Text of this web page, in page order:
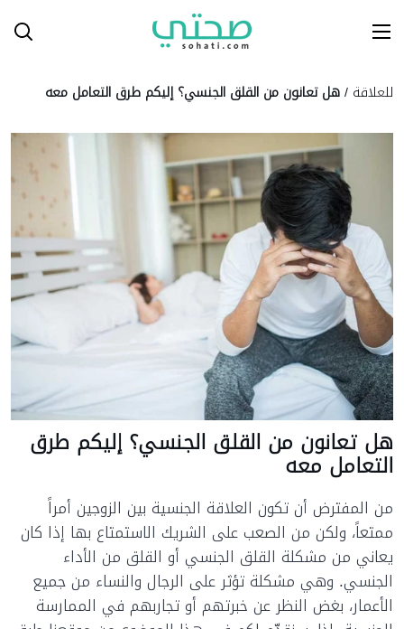
To
للعلاقة /هل تعانون من القلق الجنسي؟ إليكم طرق التعامل معه
هل تعانون من القلق الجنسي؟ إليكم طرق
التعامل معه
من المفترض أن تكون العلاقة الجنسية بين الزوجين أمراً
ممتعاً، ولكن من الصعب على الشريك الاستمتاع بها إذا كان
يعاني من مشكلة القلق الجنسي أو القلق من الأداء
الجنسي. وهي مشكلة تؤثر على الرجال والنساء من جميع
الأعمار، بغض النظر عن خبرتهم أو تجاربهم في الممارسة